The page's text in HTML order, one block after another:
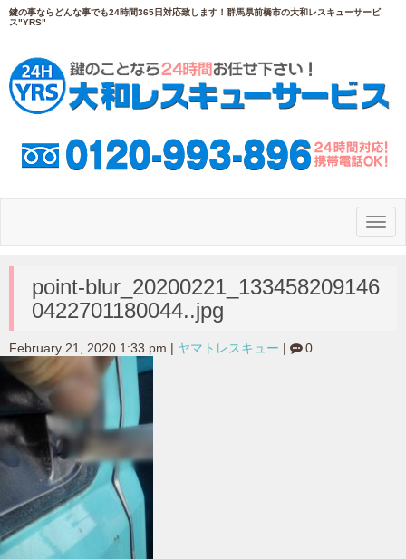
鍵の事ならどんな事でも24時間365日対応致します！群馬県前橋市の大和レスキューサービ
ス"YRS"
N
a
g
a
point-blur_20200221_133458209146
0422701180044..jpg
February 21, 2020 1:33 pm ヤマトレスキュー 0